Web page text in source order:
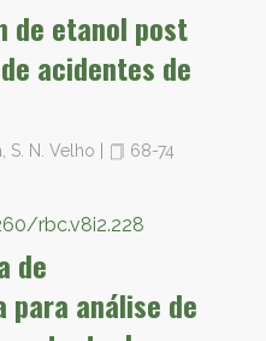
de etanol post
acidentes de
S. N. Velho 68-74
rbc.v8i2.228
de
análise de